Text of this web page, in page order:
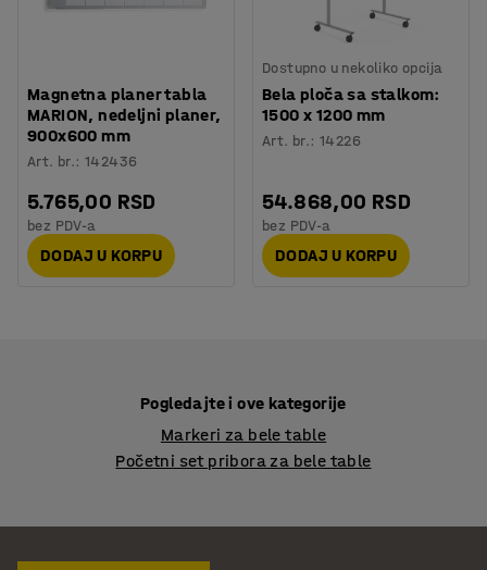
Magnetna planer tabla
MARION, nedeljni planer,
900x600 mm
Art. br.:142436
5.765,00 RSD
bez PDV-a
DODAJ U KORPU
Dostupno u nekoliko opcija
Bela ploča sa stalkom:
1500 x 1200 mm
Art. br.:14226
54.868,00 RSD
bez PDV-a
DODAJ U KORPU
Pogledajte i ove kategorije
Markeri za bele table
Početni set pribora za bele table